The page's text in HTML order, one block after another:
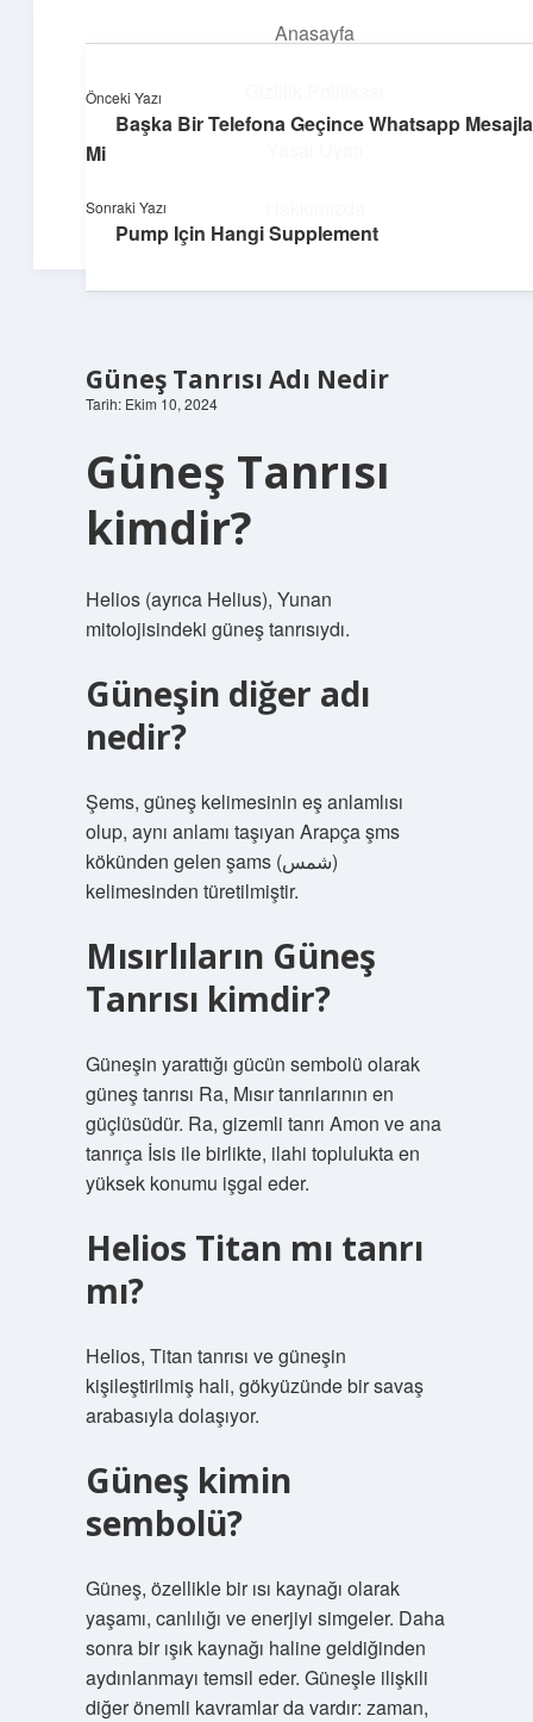
Anasayfa
Pratik Çözüm Rehberi
Güneş Tanrısı Adı Nedir
Tarih: Ekim 10, 2024
Güneş Tanrısı
kimdir?
Helios (ayrıca Helius), Yunan
mitolojisindeki güneş tanrısıydı.
Güneşin diğer adı
nedir?
Şems, güneş kelimesinin eş anlamlısı
olup, aynı anlamı taşıyan Arapça şms
kökünden gelen şams (شمس)
kelimesinden türetilmiştir.
Mısırlıların Güneş
Tanrısı kimdir?
Güneşin yarattığı gücün sembolü olarak
güneş tanrısı Ra, Mısır tanrılarının en
güçlüsüdür. Ra, gizemli tanrı Amon ve ana
tanrıça İsis ile birlikte, ilahi toplulukta en
yüksek konumu işgal eder.
Helios Titan mı tanrı
mı?
Helios, Titan tanrısı ve güneşin
kişileştirilmiş hali, gökyüzünde bir savaş
arabasıyla dolaşıyor.
Güneş kimin
sembolü?
Güneş, özellikle bir ısı kaynağı olarak
yaşamı, canlılığı ve enerjiyi simgeler. Daha
sonra bir ışık kaynağı haline geldiğinden
aydınlanmayı temsil eder. Güneşle ilişkili
diğer önemli kavramlar da vardır: zaman,
Önceki Yazı
Başka Bir Telefona Geçince Whatsapp
Mi
Sonraki Yazı
Pump Için Hangi Supplement